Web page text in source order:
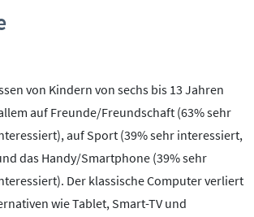
von Kindern von sechs bis 13 Jahren
auf Freunde/Freundschaft (63% sehr
auf Sport (39% sehr interessiert,
das Handy/Smartphone (39% sehr
Der klassische Computer verliert
wie Tablet, Smart-TV und